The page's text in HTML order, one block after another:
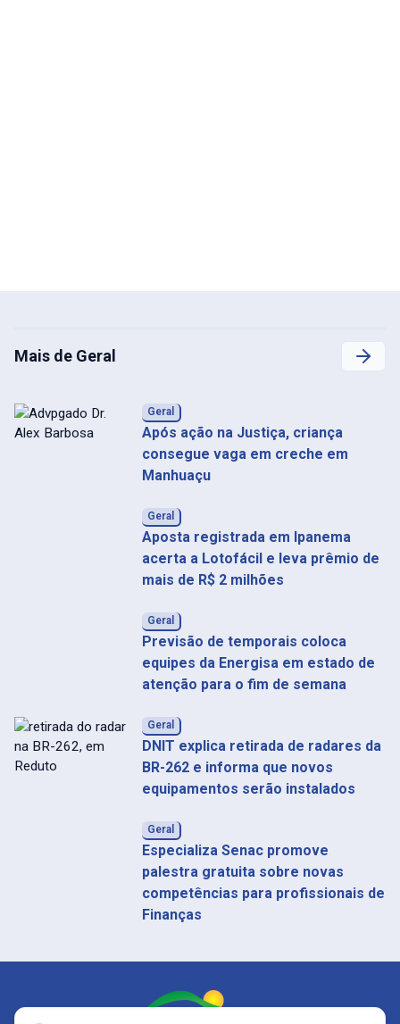
Mais de Geral
Geral
Após ação na Justiça, criança
consegue vaga em creche em
Manhuaçu
Geral
Aposta registrada em Ipanema
acerta a Lotofácil e leva prêmio de
mais de R$ 2 milhões
Geral
Previsão de temporais coloca
equipes da Energisa em estado de
atenção para o fim de semana
Geral
DNIT explica retirada de radares da
BR-262 e informa que novos
equipamentos serão instalados
Geral
Especializa Senac promove
palestra gratuita sobre novas
competências para profissionais de
Finanças